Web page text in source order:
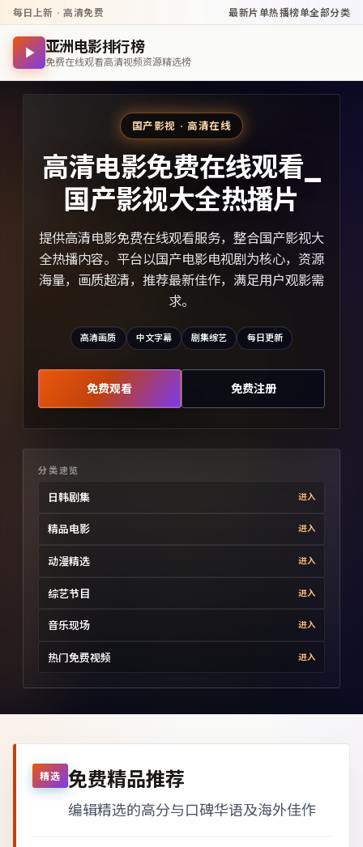
每日上新 · 高清免费 最新片单热播榜单全部分类
亚洲电影排行榜
免费在线观看高清视频资源精选榜
国产影视 · 高清在线
高清电影免费在线观看_
国产影视大全热播片
提供高清电影免费在线观看服务，整合国产影视大
全热播内容。平台以国产电影电视剧为核心，资源
海量，画质超清，推荐最新佳作，满足用户观影需
求。
高清画质 中文字幕 剧集综艺 每日更新
免费观看 免费注册
分类速览
日韩剧集 进入
精品电影 进入
动漫精选 进入
综艺节目 进入
音乐现场 进入
热门免费视频 进入
精选 免费精品推荐
编辑精选的高分与口碑华语及海外佳作